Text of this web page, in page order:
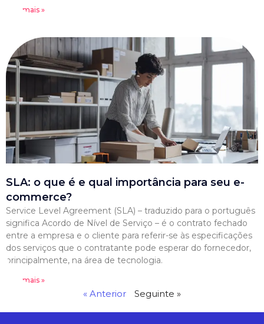
Leia mais »
SLA: o que é e qual importância para seu e-
commerce?
Service Level Agreement (SLA) – traduzido para o português
significa Acordo de Nível de Serviço – é o contrato fechado
entre a empresa e o cliente para referir-se às especificações
dos serviços que o contratante pode esperar do fornecedor,
principalmente, na área de tecnologia.
Leia mais »
« Anterior Seguinte »